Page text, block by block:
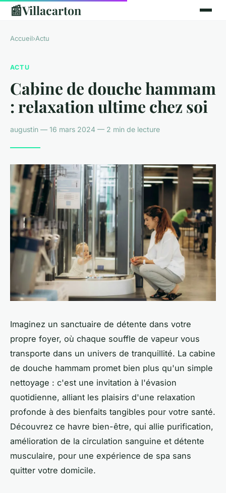
📰Villacarton
Accueil›Actu
ACTU
Cabine de douche hammam
: relaxation ultime chez soi
augustin — 16 mars 2024 — 2 min de lecture
Imaginez un sanctuaire de détente dans votre
propre foyer, où chaque souffle de vapeur vous
transporte dans un univers de tranquillité. La cabine
de douche hammam promet bien plus qu'un simple
nettoyage : c'est une invitation à l'évasion
quotidienne, alliant les plaisirs d'une relaxation
profonde à des bienfaits tangibles pour votre santé.
Découvrez ce havre bien-être, qui allie purification,
amélioration de la circulation sanguine et détente
musculaire, pour une expérience de spa sans
quitter votre domicile.